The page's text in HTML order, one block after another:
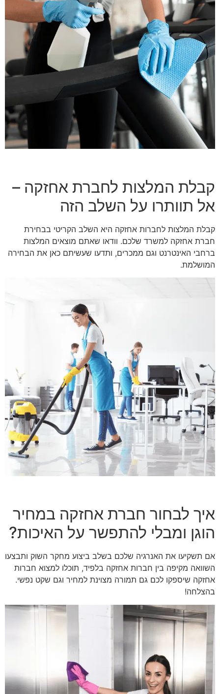
קבלת המלצות לחברת אחזקה –
אל תוותרו על השלב הזה
קבלת המלצות לחברות אחזקה היא השלב הקריטי בבחירת
חברת אחזקה למשרד שלכם. וודאו שאתם מוצאים המלצות
ברחבי האינטרנט וגם ממכרים, ותדעו שעשיתם כאן את הבחירה
המושלמת.
איך לבחור חברת אחזקה במחיר
הוגן ומבלי להתפשר על האיכות?
אם תשקיעו את האנרגיה שלכם בשלב ביצוע מחקר השוק ותבצעו
השוואה מקיפה בין חברות אחזקה בלפיד, תוכלו למצוא חברות
אחזקה שיספקו לכם גם תמורה מצוינת למחיר וגם שקט נפשי.
בהצלחה!